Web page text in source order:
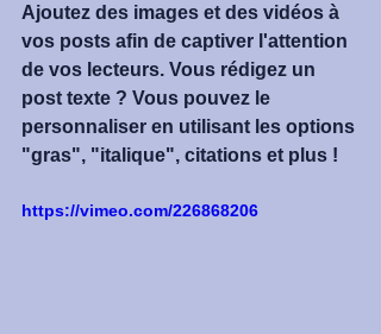
Ajoutez des images et des vidéos à
vos posts afin de captiver l'attention
de vos lecteurs. Vous rédigez un
post texte ? Vous pouvez le
personnaliser en utilisant les options
"gras", "italique", citations et plus !
https://vimeo.com/226868206